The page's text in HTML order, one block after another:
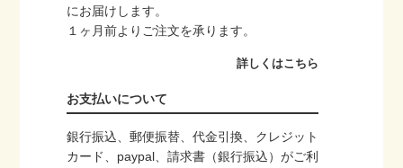
にお届けします。
１ヶ月前よりご注文を承ります。
詳しくはこちら
お支払いについて
銀行振込、郵便振替、代金引換、クレジット
カード、paypal、請求書（銀行振込）がご利